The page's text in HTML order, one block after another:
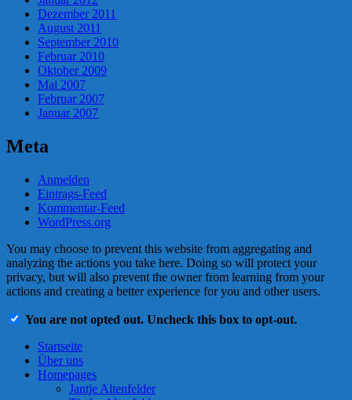
Dezember 2011
August 2011
September 2010
Februar 2010
Oktober 2009
Mai 2007
Februar 2007
Januar 2007
Meta
Anmelden
Eintrags-Feed
Kommentar-Feed
WordPress.org
You may choose to prevent this website from aggregating and
analyzing the actions you take here. Doing so will protect your
privacy, but will also prevent the owner from learning from your
actions and creating a better experience for you and other users.
You are not opted out. Uncheck this box to opt-out.
Startseite
Über uns
Homepages
Jantje Altenfelder